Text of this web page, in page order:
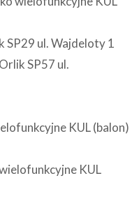
SP29 ul. Wajdeloty 1
SP57 ul.
KUL (balon)
KUL